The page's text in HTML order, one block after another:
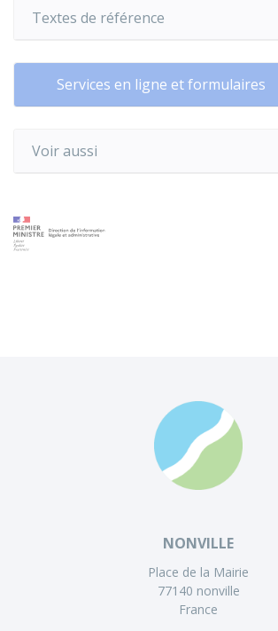
Textes de référence
Services en ligne et formulaires
Voir aussi
NONVILLE
Place de la Mairie
77140 nonville
France